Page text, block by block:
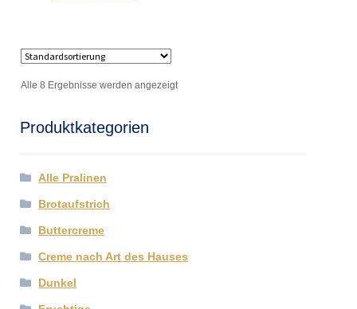
Alle 8 Ergebnisse werden angezeigt
Produktkategorien
Alle Pralinen
Brotaufstrich
Buttercreme
Creme nach Art des Hauses
Dunkel